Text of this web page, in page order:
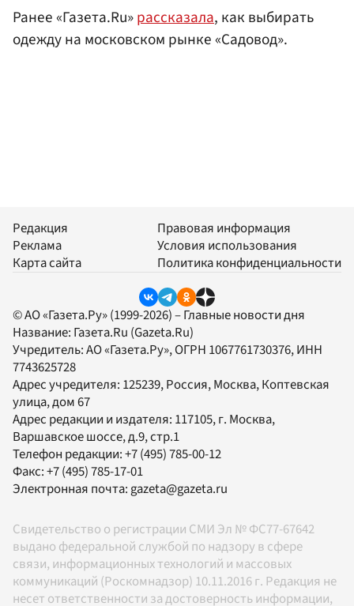
Ранее «Газета.Ru»рассказала, как выбирать
одежду на московском рынке «Садовод».
Редакция
Реклама
Карта сайта
Правовая информация
Условия использования
Политика конфиденциальности
© АО «Газета.Ру» (1999-2026) – Главные новости дня
Название: Газета.Ru (Gazeta.Ru)
Учредитель:АО «Газета.Ру», ОГРН 1067761730376, ИНН
7743625728
Адрес учредителя: 125239, Россия, Москва, Коптевская
улица, дом 67
Адрес редакции и издателя: 117105, г. Москва,
Варшавское шоссе, д.9, стр.1
Телефон редакции:+7 (495) 785-00-12
Факс:+7 (495) 785-17-01
Электронная почта:gazeta@gazeta.ru
Свидетельство о регистрации СМИ Эл № ФС77-67642
выдано федеральной службой по надзору в сфере
связи, информационных технологий и массовых
коммуникаций (Роскомнадзор) 10.11.2016 г. Редакция не
несет ответственности за достоверность информации,